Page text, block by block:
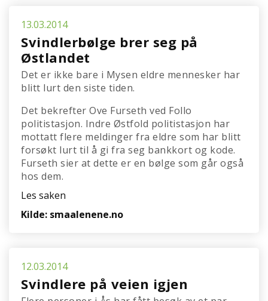
13.03.2014
Svindlerbølge brer seg på
Østlandet
Det er ikke bare i Mysen eldre mennesker har
blitt lurt den siste tiden.
Det bekrefter Ove Furseth ved Follo
politistasjon. Indre Østfold politistasjon har
mottatt flere meldinger fra eldre som har blitt
forsøkt lurt til å gi fra seg bankkort og kode.
Furseth sier at dette er en bølge som går også
hos dem.
Les saken
Kilde: smaalenene.no
12.03.2014
Svindlere på veien igjen